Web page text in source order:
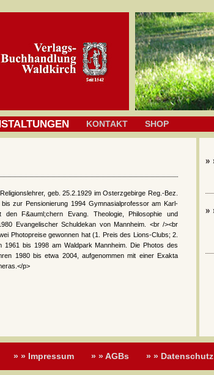
KONTAKT SHOP
geb. 25.2.1929 im Osterzgebirge Reg.-Bez.
zur Pensionierung 1994 Gymnasialprofessor am Karl-
den F&auml;chern Evang. Theologie, Philosophie und
Evangelischer Schuldekan von Mannheim. <br /><br
Photopreise gewonnen hat (1. Preis des Lions-Clubs; 2.
1961 bis 1998 am Waldpark Mannheim. Die Photos des
1980 bis etwa 2004, aufgenommen mit einer Exakta
p>
» » Impressum » » AGBs » » Datenschutz